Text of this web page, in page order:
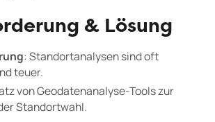
& Lösung
: Standortanalysen sind oft
teuer.
von Geodatenanalyse-Tools zur
Standortwahl.